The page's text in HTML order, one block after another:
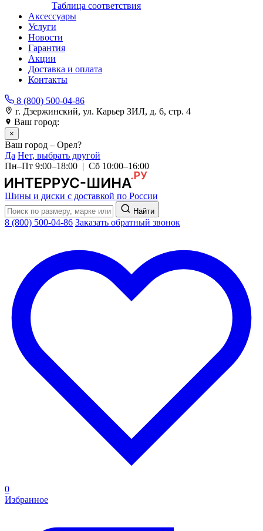
Таблица соответствия
Аксессуары
Услуги
Новости
Гарантия
Акции
Доставка и оплата
Контакты
8 (800) 500-04-86
г. Дзержинский, ул. Карьер ЗИЛ, д. 6, стр. 4
Ваш город:
×
Ваш город – Орел?
Да Нет, выбрать другой
Пн–Пт 9:00–18:00 | Сб 10:00–16:00
Шины и диски с доставкой по России
Найти
8 (800) 500-04-86 Заказать обратный звонок
0
Избранное